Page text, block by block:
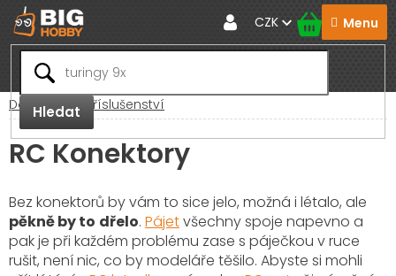
Přejít
na
obsah
Hledat
CZK
Domů RC Příslušenství
RC Konektory
Bez konektorů by vám to sice jelo, možná i létalo, ale
pěkně by to dřelo. Pájetvšechny spoje napevno a
pak je při každém problému zase s páječkou v ruce
rušit, není nic, co by modeláře těšilo. Abyste si mohli